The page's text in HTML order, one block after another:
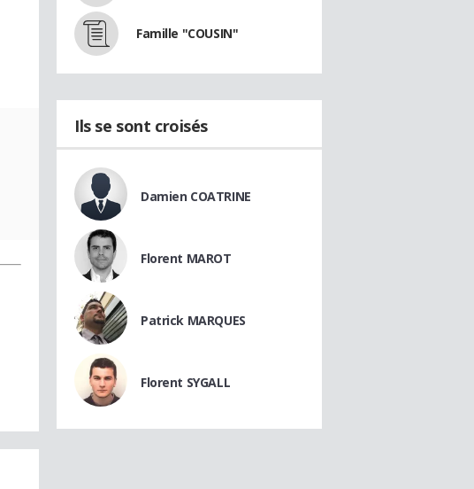
Famille "COUSIN"
Ils se sont croisés
Damien COATRINE
Florent MAROT
Patrick MARQUES
Florent SYGALL